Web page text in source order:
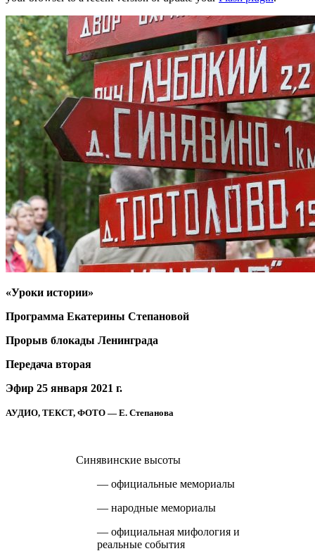
«Уроки истории»
Программа Екатерины Степановой
Прорыв блокады Ленинграда
Передача вторая
Эфир 25 января 2021 г.
АУДИО, ТЕКСТ, ФОТО — Е. Степанова
Синявинские высоты
— официальные мемориалы
— народные мемориалы
— официальная мифология и
реальные события